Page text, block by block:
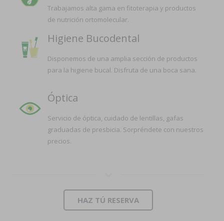
Trabajamos alta gama en fitoterapia y productos
de nutrición ortomolecular.
Higiene Bucodental
Disponemos de una amplia sección de productos
para la higiene bucal. Disfruta de una boca sana.
Óptica
Servicio de óptica, cuidado de lentillas, gafas
graduadas de presbicia. Sorpréndete con nuestros
precios.
HAZ TÚ RESERVA